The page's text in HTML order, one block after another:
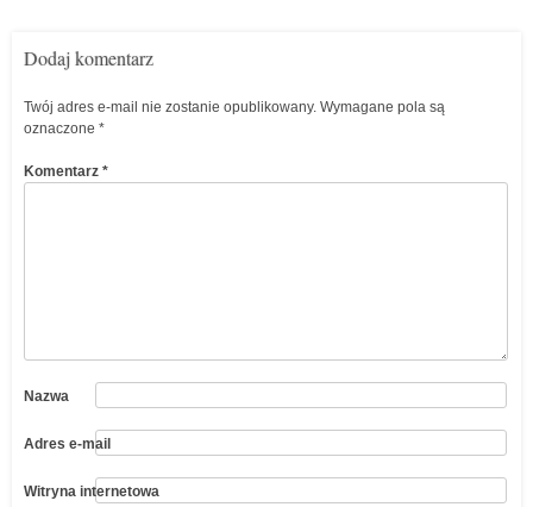
Dodaj komentarz
Twój adres e-mail nie zostanie opublikowany. Wymagane pola są
oznaczone *
Komentarz *
Nazwa
Adres e-mail
Witryna internetowa